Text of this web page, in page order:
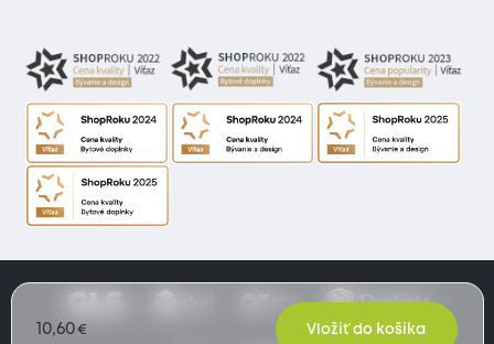
10,60€ Vložiť do košíka